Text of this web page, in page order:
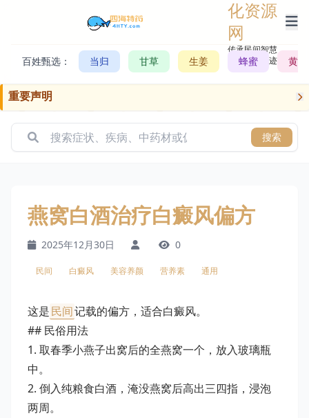
化资源
网
传承民间智慧，
记录历史轨迹
百姓甄选： 当归 甘草 生姜 蜂蜜 黄芪
重要声明
搜索
燕窝白酒治疗白癜风偏方
2025年12月30日 0
民间 白癜风 美容养颜 营养素 通用
这是民间记载的偏方，适合白癜风。
## 民俗用法
1. 取春季小燕子出窝后的全燕窝一个，放入玻璃瓶
中。
2. 倒入纯粮食白酒，淹没燕窝后高出三四指，浸泡
两周。